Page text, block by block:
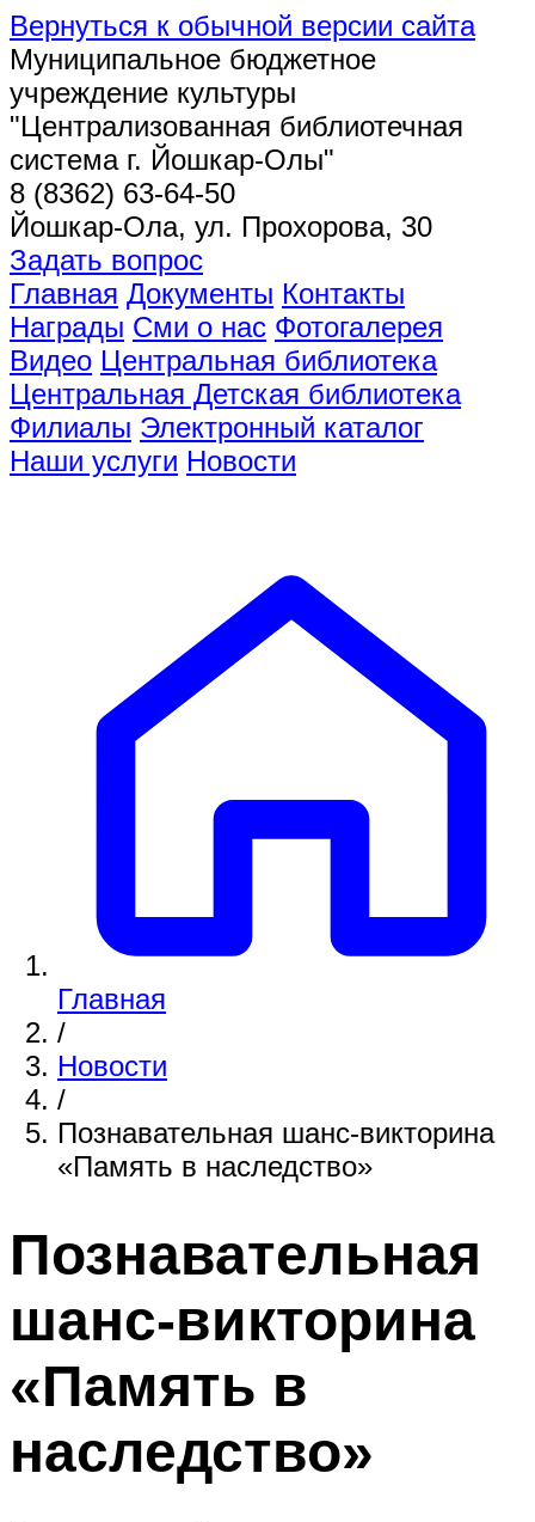
Вернуться к обычной версии сайта
Муниципальное бюджетное
учреждение культуры
"Централизованная библиотечная
система г. Йошкар-Олы"
8 (8362) 63-64-50
Йошкар-Ола, ул. Прохорова, 30
Задать вопрос
Главная Документы Контакты
Награды Сми о нас Фотогалерея
Видео Центральная библиотека
Центральная Детская библиотека
Филиалы Электронный каталог
Наши услуги Новости
Главная
/
Новости
/
Познавательная шанс-викторина
«Память в наследство»
Познавательная
шанс-викторина
«Память в
наследство»